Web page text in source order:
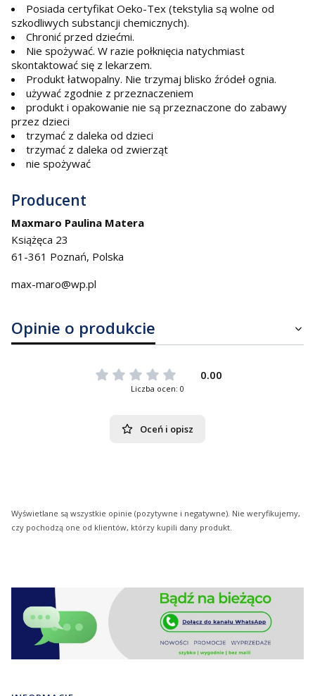
Posiada certyfikat Oeko-Tex (tekstylia są wolne od
szkodliwych substancji chemicznych).
Chronić przed dziećmi.
Nie spożywać. W razie połknięcia natychmiast
skontaktować się z lekarzem.
Produkt łatwopalny. Nie trzymaj blisko źródeł ognia.
używać zgodnie z przeznaczeniem
produkt i opakowanie nie są przeznaczone do zabawy
przez dzieci
trzymać z daleka od dzieci
trzymać z daleka od zwierząt
nie spożywać
Producent
Maxmaro Paulina Matera
Książęca 23
61-361 Poznań, Polska
max-maro@wp.pl
Opinie o produkcie
0.00
Liczba ocen: 0
Oceń i opisz
Wyświetlane są wszystkie opinie (pozytywne i negatywne). Nie weryfikujemy,
czy pochodzą one od klientów, którzy kupili dany produkt.